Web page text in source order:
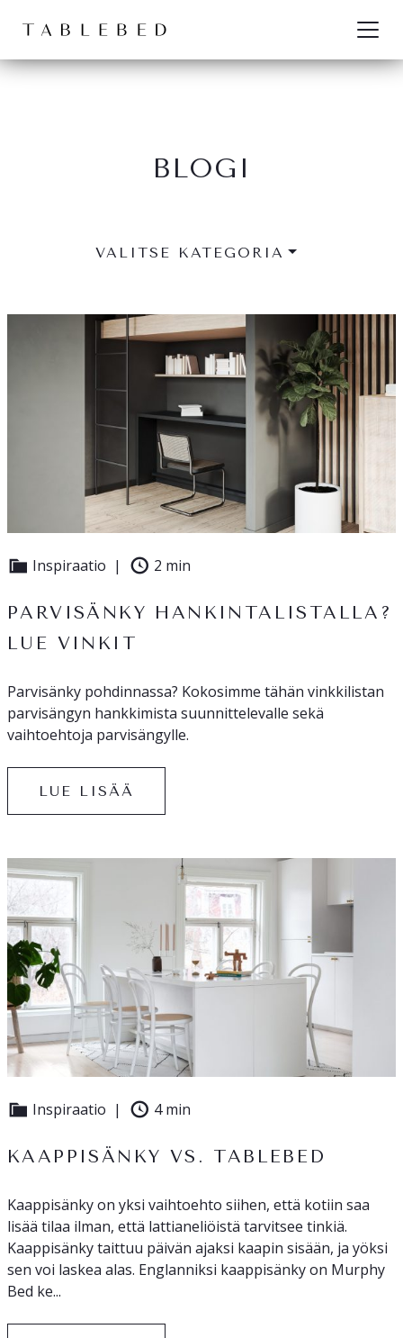
BLOGI
VALITSE KATEGORIA
Inspiraatio 2 min
PARVISÄNKY HANKINTALISTALLA?
LUE VINKIT
Parvisänky pohdinnassa? Kokosimme tähän vinkkilistan
parvisängyn hankkimista suunnittelevalle sekä
vaihtoehtoja parvisängylle.
LUE LISÄÄ
Inspiraatio 4 min
KAAPPISÄNKY VS. TABLEBED
Kaappisänky on yksi vaihtoehto siihen, että kotiin saa
lisää tilaa ilman, että lattianeliöistä tarvitsee tinkiä.
Kaappisänky taittuu päivän ajaksi kaapin sisään, ja yöksi
sen voi laskea alas. Englanniksi kaappisänky on Murphy
Bed ke...